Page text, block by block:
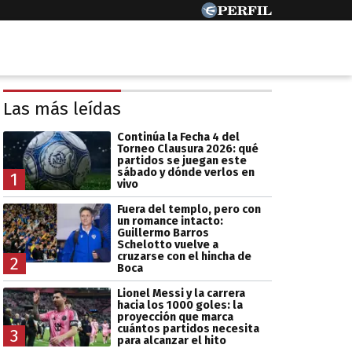
Las más leídas
1
Continúa la Fecha 4 del
Torneo Clausura 2026: qué
partidos se juegan este
sábado y dónde verlos en
vivo
2
Fuera del templo, pero con
un romance intacto:
Guillermo Barros
Schelotto vuelve a
cruzarse con el hincha de
Boca
3
Lionel Messi y la carrera
hacia los 1000 goles: la
proyección que marca
cuántos partidos necesita
para alcanzar el hito